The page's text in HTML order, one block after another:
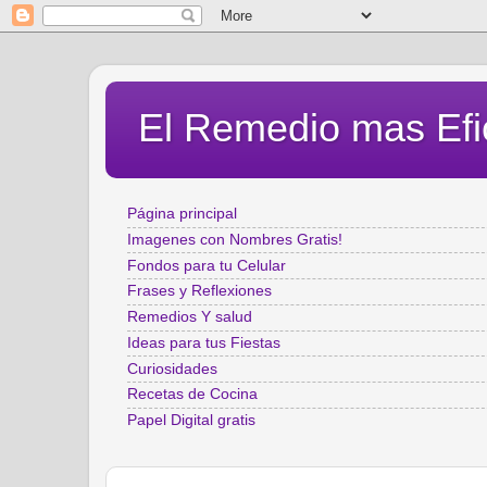
El Remedio mas
Página principal
Imagenes con Nombres Gratis!
Fondos para tu Celular
Frases y Reflexiones
Remedios Y salud
Ideas para tus Fiestas
Curiosidades
Recetas de Cocina
Papel Digital gratis